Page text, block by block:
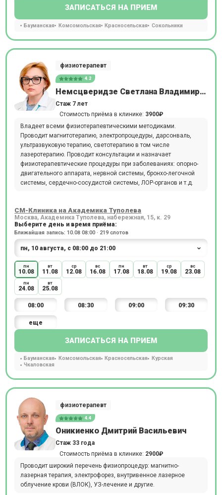
ЗАПИСАТЬСЯ НА ПРИЕМ
Бауманская Комсомольская Красносельская Сокольники
физиотерапевт
4.2
Немсцверидзе Светлана Владимировна
Стаж 7 лет
Стоимость приёма в клинике: 3900₽
Владеет всеми физиотерапевтическими методиками.
Проводит магнитотерапию, электропроцедуры, дарсонваль,
ультразвуковую терапию, светотерапию в том числе
лазеротерапию. Проводит консультации и назначает
физиотерапевтические процедуры при заболеваниях: опорно-
двигательного аппарата, нервной системы, бронхо-легочной
системы, сердечно-сосудистой системы, ЛОР-органов и т.д.
СМ-Клиника на Академика Туполева
Москва, Академика Туполева, набережная, 15, к. 29
Выберите день и время приёма:
Ближайшая запись: 10.08 08:00 · 219 слотов
пн
10.08
вт
11.08
ср
12.08
вс
16.08
пн
17.08
вт
18.08
ср
19.08
вс
23.08
пн
24.08
вт
25.08
08:00 08:30 09:00 09:30
еще
ЗАПИСАТЬСЯ НА ПРИЕМ
Бауманская Комсомольская Красносельская
Курская
Чкаловская
физиотерапевт
4.4
Оникиенко Дмитрий Васильевич
Стаж 33 года
Стоимость приёма в клинике: 2900₽
Проводит широкий перечень физиопроцедур: магнитно-
лазерная терапия, электрофорез, внутривенное лазерное
облучение крови (ВЛОК), УЗ-лечение и другие.